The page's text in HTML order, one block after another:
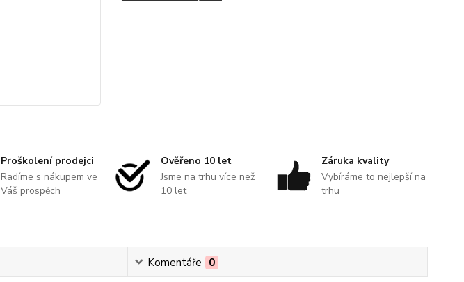
Proškolení prodejci
Radíme s nákupem ve
Váš prospěch
Ověřeno 10 let
Jsme na trhu více než
10 let
Záruka kvality
Vybíráme to nejlepší na
trhu
Komentáře 0